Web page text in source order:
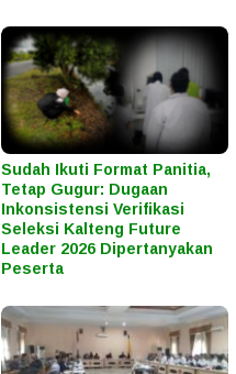
Sudah Ikuti Format Panitia,
Tetap Gugur: Dugaan
Inkonsistensi Verifikasi
Seleksi Kalteng Future
Leader 2026 Dipertanyakan
Peserta